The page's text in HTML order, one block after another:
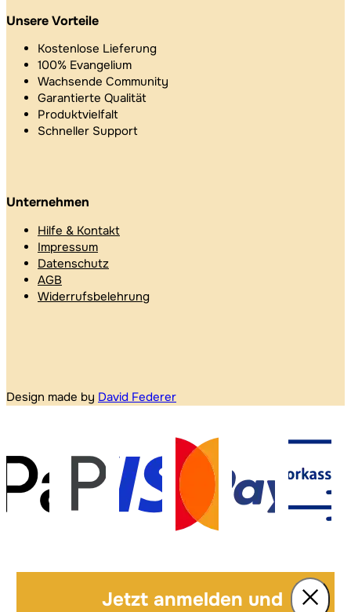
Unsere Vorteile
Kostenlose Lieferung
100% Evangelium
Wachsende Community
Garantierte Qualität
Produktvielfalt
Schneller Support
Unternehmen
Hilfe & Kontakt
Impressum
Datenschutz
AGB
Widerrufsbelehrung
Design made by David Federer
Jetzt anmelden und